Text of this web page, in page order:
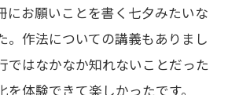
にお願いことを書く七夕みたいな
。作法についての講義もありまし
ではなかなか知れないことだった
を体験できて楽しかったです。